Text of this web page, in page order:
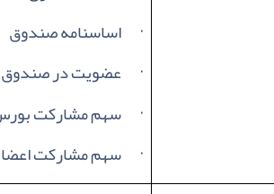
· اساسنامه صندوق
· عضویت در صندوق
· سهم مشارکت بورس
· سهم مشارکت اعضا